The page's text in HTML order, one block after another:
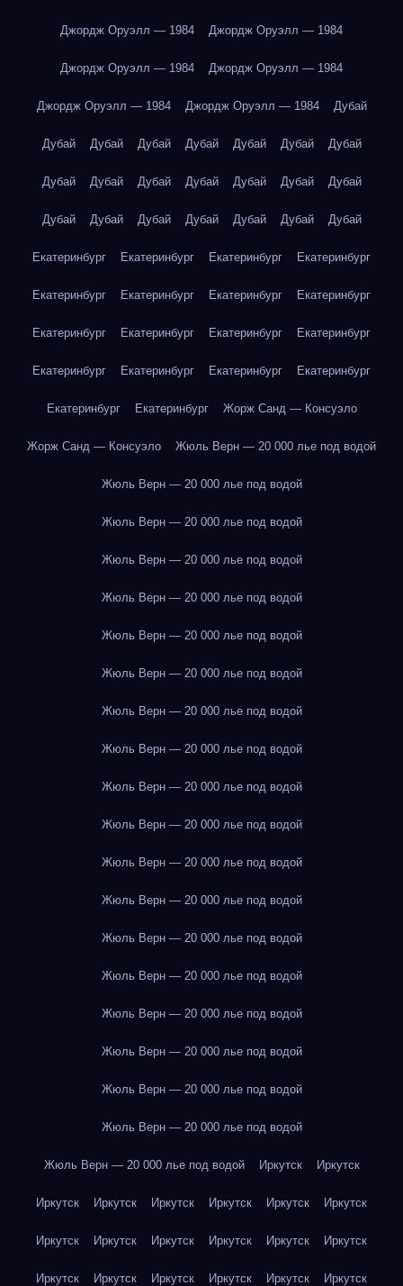
Джордж Оруэлл — 1984 Джордж Оруэлл — 1984
Джордж Оруэлл — 1984 Джордж Оруэлл — 1984
Джордж Оруэлл — 1984 Джордж Оруэлл — 1984 Дубай
Дубай Дубай Дубай Дубай Дубай Дубай Дубай
Дубай Дубай Дубай Дубай Дубай Дубай Дубай
Дубай Дубай Дубай Дубай Дубай Дубай Дубай
Екатеринбург Екатеринбург Екатеринбург Екатеринбург
Екатеринбург Екатеринбург Екатеринбург Екатеринбург
Екатеринбург Екатеринбург Екатеринбург Екатеринбург
Екатеринбург Екатеринбург Екатеринбург Екатеринбург
Екатеринбург Екатеринбург Жорж Санд — Консуэло
Жорж Санд — Консуэло Жюль Верн — 20 000 лье под водой
Жюль Верн — 20 000 лье под водой
Жюль Верн — 20 000 лье под водой
Жюль Верн — 20 000 лье под водой
Жюль Верн — 20 000 лье под водой
Жюль Верн — 20 000 лье под водой
Жюль Верн — 20 000 лье под водой
Жюль Верн — 20 000 лье под водой
Жюль Верн — 20 000 лье под водой
Жюль Верн — 20 000 лье под водой
Жюль Верн — 20 000 лье под водой
Жюль Верн — 20 000 лье под водой
Жюль Верн — 20 000 лье под водой
Жюль Верн — 20 000 лье под водой
Жюль Верн — 20 000 лье под водой
Жюль Верн — 20 000 лье под водой
Жюль Верн — 20 000 лье под водой
Жюль Верн — 20 000 лье под водой
Жюль Верн — 20 000 лье под водой
Жюль Верн — 20 000 лье под водой Иркутск Иркутск
Иркутск Иркутск Иркутск Иркутск Иркутск Иркутск
Иркутск Иркутск Иркутск Иркутск Иркутск Иркутск
Иркутск Иркутск Иркутск Иркутск Иркутск Иркутск